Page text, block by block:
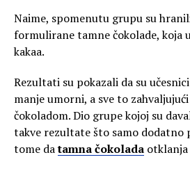
Naime, spomenutu grupu su
formulirane tamne čokolade, koja
kakaa.
Rezultati su pokazali da su
manje umorni, a sve to
čokoladom. Dio grupe kojoj su
takve rezultate što samo
tome datamna čokolada